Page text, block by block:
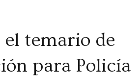
el temario de
para Policía